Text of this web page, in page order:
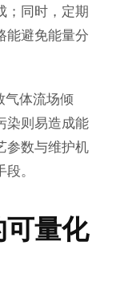
；同时，定期
能避免能量分
气体流场倾
染则易造成能
参数与维护机
。
量化